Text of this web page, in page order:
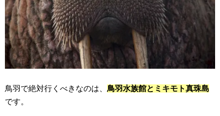
鳥羽で絶対行くべきなのは、 鳥羽水族館とミキモト真珠島
です。